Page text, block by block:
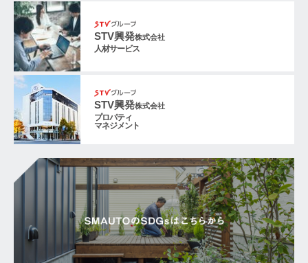
STV興発株式会社
人材サービス
STV興発株式会社
プロパティ
マネジメント